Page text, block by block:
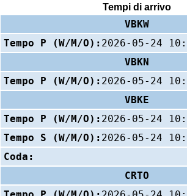
Tempi di arrivo
VBKW
Tempo P (W/M/O): 2026-05-24
VBKN
Tempo P (W/M/O): 2026-05-24
VBKE
Tempo P (W/M/O): 2026-05-24
Tempo S (W/M/O): 2026-05-24
Coda:
CRTO